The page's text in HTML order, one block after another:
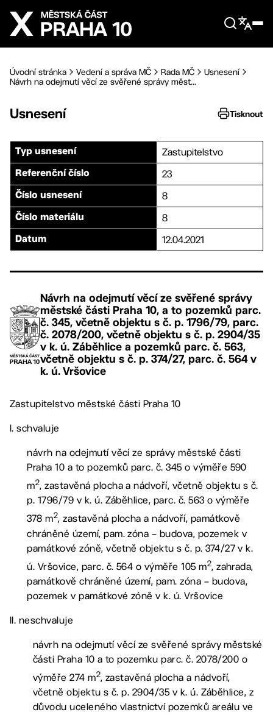
Přejít na hlavní obsah
Úvodní stránka Vedení a správa MČ Rada MČ
Usnesení
Návrh na odejmutí věcí ze svěřené správy měst...
Usnesení Tisknout
Typ usnesení Zastupitelstvo
Referenční číslo 23
Číslo usnesení 8
Číslo materiálu 8
Datum 12.04.2021
Návrh na odejmutí věcí ze svěřené správy
městské části Praha 10, a to pozemků parc.
č. 345, včetně objektu s č. p. 1796/79, parc.
č. 2078/200, včetně objektu s č. p. 2904/35
v k. ú. Záběhlice a pozemků parc. č. 563,
včetně objektu s č. p. 374/27, parc. č. 564 v
k. ú. Vršovice
Zastupitelstvo městské části Praha 10
I. schvaluje
návrh na odejmutí věcí ze správy městské části
Praha 10 a to pozemků parc. č. 345 o výměře 590
m2, zastavěná plocha a nádvoří, včetně objektu s č.
p. 1796/79 v k. ú. Záběhlice, parc. č. 563 o výměře
378 m2, zastavěná plocha a nádvoří, památkově
chráněné území, pam. zóna – budova, pozemek v
památkové zóně, včetně objektu s č. p. 374/27 v k.
ú. Vršovice, parc. č. 564 o výměře 105 m2, zahrada,
památkově chráněné území, pam. zóna – budova,
pozemek v památkové zóně v k. ú. Vršovice
II. neschvaluje
návrh na odejmutí věcí ze svěřené správy městské
části Praha 10 a to pozemku parc. č. 2078/200 o
výměře 274 m2, zastavěná plocha a nádvoří,
včetně objektu s č. p. 2904/35 v k. ú. Záběhlice, z
důvodu uceleného vlastnictví pozemků areálu ve